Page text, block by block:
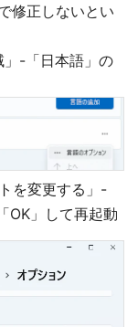
修正しないとい
」-「日本語」の
を変更する」-
OK」して再起動